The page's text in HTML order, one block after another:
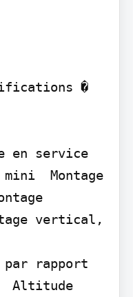
�
en service
Montage
vertical,
rapport
Altitude